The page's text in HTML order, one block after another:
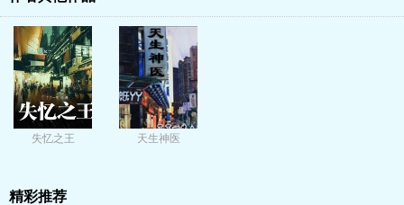
失忆之王 天生神医
精彩推荐